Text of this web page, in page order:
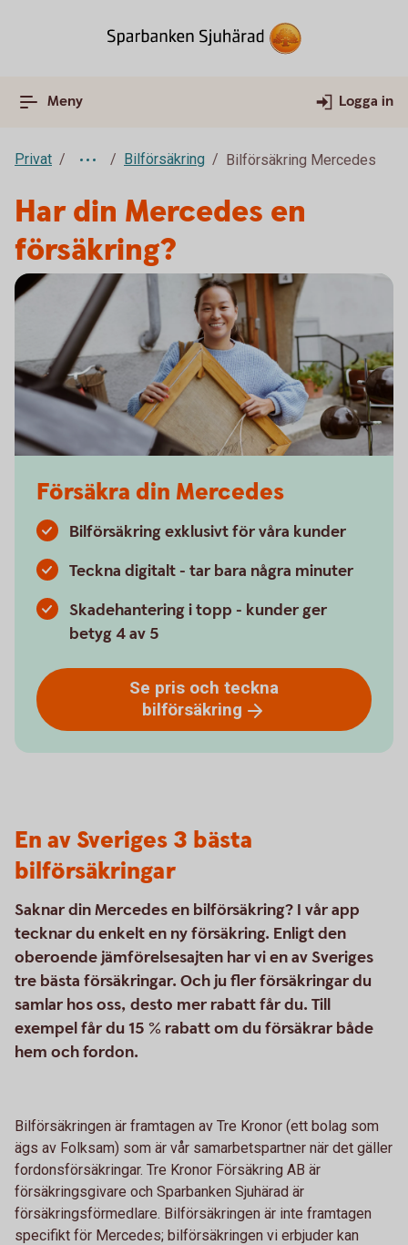
Meny Logga in
Privat Bilförsäkring Bilförsäkring Mercedes
Har din Mercedes en
försäkring?
Försäkra din Mercedes
Bilförsäkring exklusivt för våra kunder
Teckna digitalt - tar bara några minuter
Skadehantering i topp - kunder ger
betyg 4 av 5
Se pris och teckna
bilförsäkring
En av Sveriges 3 bästa
bilförsäkringar
Saknar din Mercedes en bilförsäkring? I vår app
tecknar du enkelt en ny försäkring. Enligt den
oberoende jämförelsesajten har vi en av Sveriges
tre bästa försäkringar. Och ju fler försäkringar du
samlar hos oss, desto mer rabatt får du. Till
exempel får du 15 % rabatt om du försäkrar både
hem och fordon.
Bilförsäkringen är framtagen av Tre Kronor (ett bolag som
ägs av Folksam) som är vår samarbetspartner när det gäller
fordonsförsäkringar. Tre Kronor Försäkring AB är
försäkringsgivare och Sparbanken Sjuhärad är
försäkringsförmedlare. Bilförsäkringen är inte framtagen
specifikt för Mercedes; bilförsäkringen vi erbjuder kan